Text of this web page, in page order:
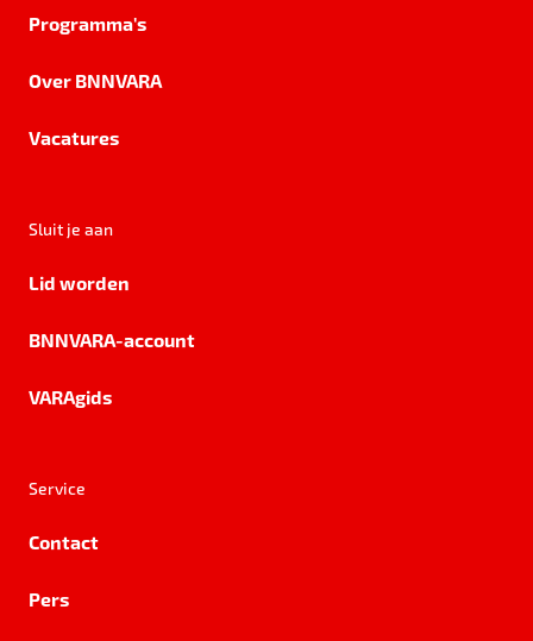
Programma's
Over BNNVARA
Vacatures
Sluit je aan
Lid worden
BNNVARA-account
VARAgids
Service
Contact
Pers